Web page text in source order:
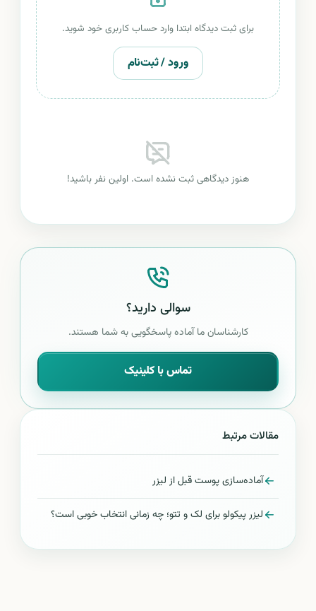
برای ثبت دیدگاه ابتدا وارد حساب کاربری خود شوید.
ورود / ثبت‌نام
هنوز دیدگاهی ثبت نشده است. اولین نفر باشید!
سوالی دارید؟
کارشناسان ما آماده پاسخگویی به شما هستند.
تماس با کلینیک
مقالات مرتبط
آماده‌سازی پوست قبل از لیزر
لیزر پیکولو برای لک و تتو؛ چه زمانی انتخاب خوبی است؟